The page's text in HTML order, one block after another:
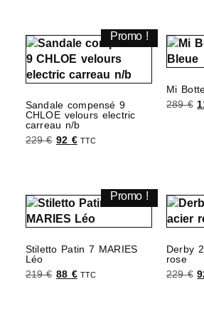
Promo !
Sandale compensé 9
CHLOE velours electric
carreau n/b
229€ 92 €TTC
Mi
289€
Promo !
Stiletto Patin 7 MARIES
Léo
219€ 88 €TTC
Derby
rose
229€